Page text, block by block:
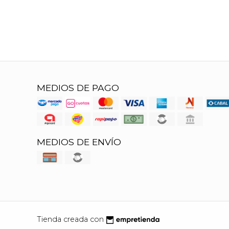
MEDIOS DE PAGO
MEDIOS DE ENVÍO
Tienda creada con